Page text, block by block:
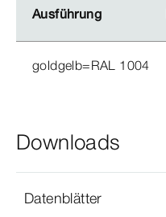
Ausführung
Ausführung
goldgelb=RAL 1004
Downloads
Datenblätter